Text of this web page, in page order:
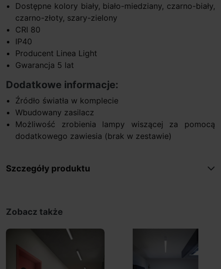
Dostępne kolory biały, biało-miedziany, czarno-biały,
czarno-złoty, szary-zielony
CRI 80
IP40
Producent Linea Light
Gwarancja 5 lat
Dodatkowe informacje:
Źródło światła w komplecie
Wbudowany zasilacz
Możliwość zrobienia lampy wiszącej za pomocą
dodatkowego zawiesia (brak w zestawie)
Szczegóły produktu
Zobacz także